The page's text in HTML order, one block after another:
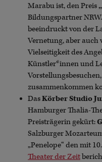
Marabu ist, den Preis
Bildungspartner
beeindruckt von der
Vernetung, aber
Vielseitigkeit des
Künstler*innen und
zusammenkommen
DasKörber Studio
Hamburger Thalia-
Preisträgerin gekürt:
Salzburger
„Penelope“ den mit
Theater der Zeit